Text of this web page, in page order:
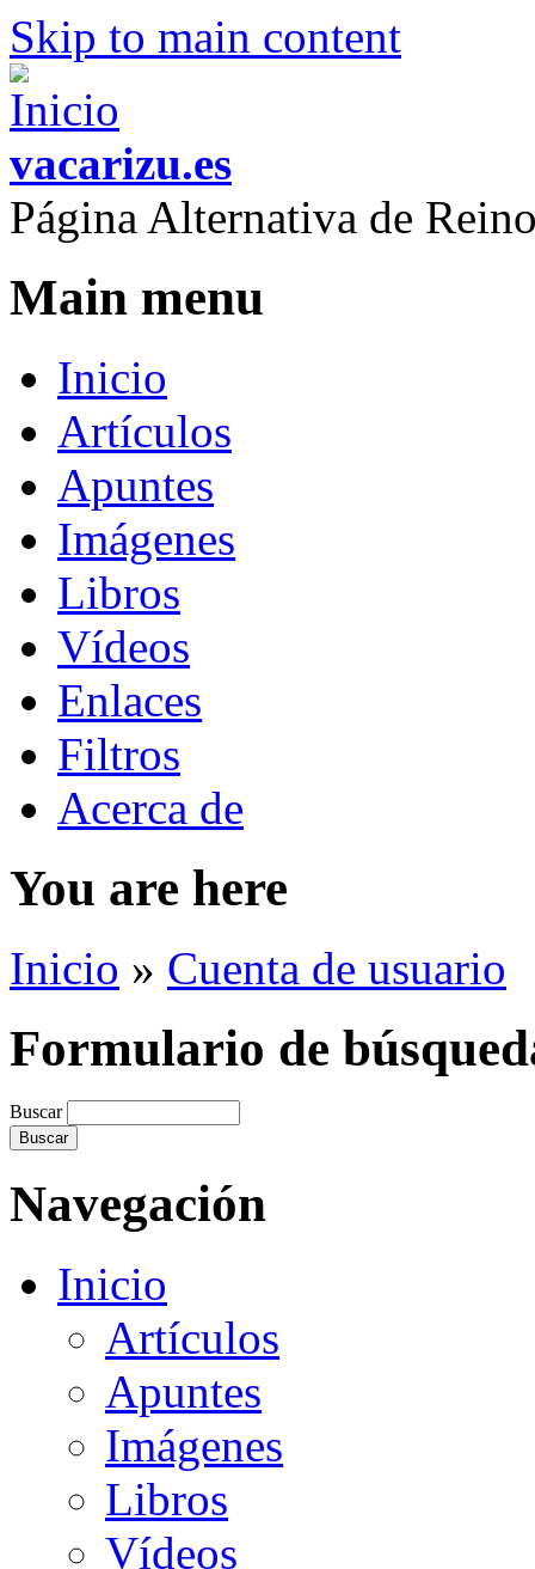
Skip to main content
vacarizu.es
Página Alternativa de
Main menu
Inicio
Artículos
Apuntes
Imágenes
Libros
Vídeos
Enlaces
Filtros
Acerca de
You are here
Inicio » Cuenta de usuario
Formulario de
Buscar
Navegación
Inicio
Artículos
Apuntes
Imágenes
Libros
Vídeos